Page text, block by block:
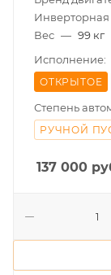
Вес — 99 кг
Исполнение:
ОТКРЫТОЕ
Степень
РУЧНОЙ
137 000